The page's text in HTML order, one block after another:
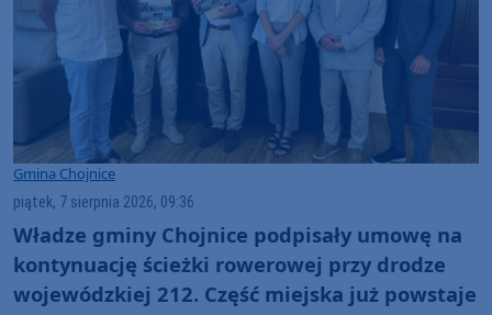
Gmina Chojnice
piątek, 7 sierpnia 2026, 09:36
Władze gminy Chojnice podpisały umowę na
kontynuację ścieżki rowerowej przy drodze
wojewódzkiej 212. Część miejska już powstaje